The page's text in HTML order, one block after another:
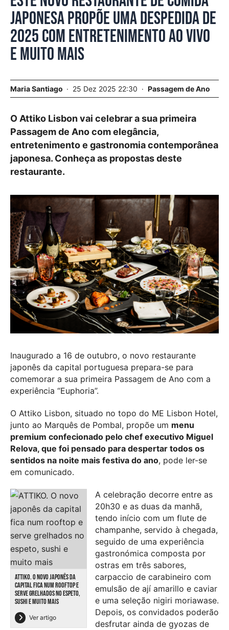
japonesa propõe uma despedida de
2025 com entretenimento ao vivo
e muito mais
Maria Santiago 25 Dez 2025 22:30 Passagem de Ano
O Attiko Lisbon vai celebrar a sua primeira
Passagem de Ano com elegância,
entretenimento e gastronomia contemporânea
japonesa. Conheça as propostas deste
restaurante.
Inaugurado a 16 de outubro, o novo restaurante
japonês da capital portuguesa prepara-se para
comemorar a sua primeira Passagem de Ano com a
experiência “Euphoria”.
O Attiko Lisbon, situado no topo do ME Lisbon Hotel,
junto ao Marquês de Pombal, propõe um menu
premium confecionado pelo chef executivo Miguel
Relova, que foi pensado para despertar todos os
sentidos na noite mais festiva do ano, pode ler-se
em comunicado.
ATTIKO. O NOVO JAPONÊS DA
CAPITAL FICA NUM ROOFTOP E
SERVE GRELHADOS NO ESPETO,
SUSHI E MUITO MAIS
Ver artigo
A celebração decorre entre as
20h30 e as duas da manhã,
tendo início com um flute de
champanhe, servido à chegada,
seguido de uma experiência
gastronómica composta por
ostras em três sabores,
carpaccio de carabineiro com
emulsão de ají amarillo e caviar
e uma seleção nigiri moriawase.
Depois, os convidados poderão
desfrutar ainda de gyozas de